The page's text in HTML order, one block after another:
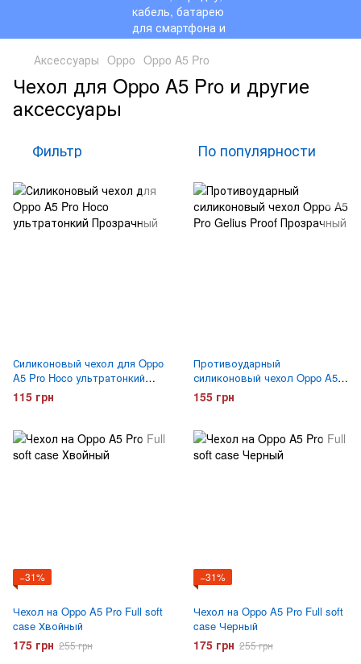
Аксессуары Oppo Oppo A5 Pro
Чехол для Oppo A5 Pro и другие
аксессуары
Фильтр По популярности
Силиконовый чехол для Oppo
A5 Pro Hoco ультратонкий
Прозрачный
115 грн
Противоударный
силиконовый чехол Oppo A5
Pro Gelius Proof Прозрачный
155 грн
−31%
Чехол на Oppo A5 Pro Full soft
case Хвойный
175 грн 255 грн
−31%
Чехол на Oppo A5 Pro Full soft
case Черный
175 грн 255 грн